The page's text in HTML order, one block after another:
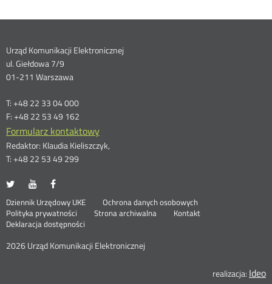
Dane
kontaktowe
Urząd Komunikacji Elektronicznej
ul. Giełdowa 7/9
01-211 Warszawa
T: +48 22 33 04 000
F: +48 22 53 49 162
Formularz kontaktowy
Redaktor: Klaudia Kieliszczyk,
T: +48 22 53 49 299
UKE
portalu
Twitter
Otwórz
nowym
oknie
UKE
portalu
Youtube
Otwórz
nowym
oknie
portalu
Facebook
nowym
oknie
Stopka
menu
Dziennik Urzędowy UKE Otwórz
Ochrona danych osobowych
Polityka prywatności
Otwórz
w
oknie
Strona archiwalna
Kontakt
Deklaracja dostępności
2026 Urząd Komunikacji Elektronicznej
realizacja: Ideo